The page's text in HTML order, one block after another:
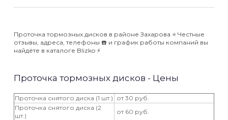
Проточка тормозных дисков в районе Захарова ⭐️ Честные
отзывы, адреса, телефоны ☎️ и график работы компаний вы
найдёте в каталоге Blizko ⚡️
Проточка тормозных дисков - Цены
Проточка снятого диска (1 шт.) от 30 руб.
Проточка снятого диска (2
шт.)
от 60 руб.